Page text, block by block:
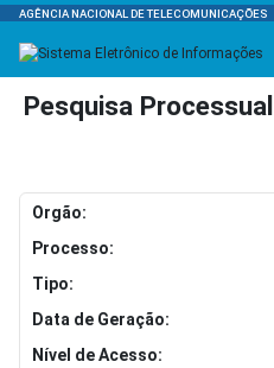
AGÊNCIA NACIONAL DE TELECOMUNICAÇÕES
Pesquisa Processual
Orgão:
Processo:
Tipo:
Data de Geração:
Nível de Acesso: